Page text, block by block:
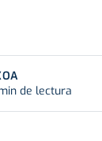
de lectura